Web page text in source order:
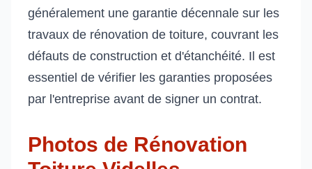
généralement une garantie décennale sur les
travaux de rénovation de toiture, couvrant les
défauts de construction et d'étanchéité. Il est
essentiel de vérifier les garanties proposées
par l'entreprise avant de signer un contrat.
Photos de Rénovation